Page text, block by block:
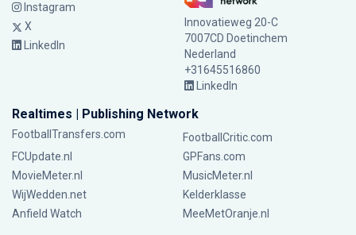
Instagram
X
LinkedIn
Innovatieweg 20-C
7007CD Doetinchem
Nederland
+31645516860
LinkedIn
Realtimes | Publishing Network
FootballTransfers.com
FootballCritic.com
FCUpdate.nl
GPFans.com
MovieMeter.nl
MusicMeter.nl
WijWedden.net
Kelderklasse
Anfield Watch
MeeMetOranje.nl